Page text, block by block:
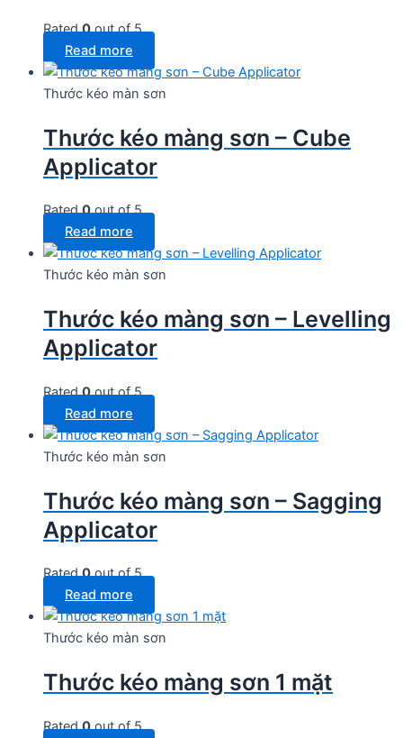
Rated0out of 5
Read more
Thước kéo màn sơn
Thước kéo màng sơn – Cube
Applicator
Rated0out of 5
Read more
Thước kéo màn sơn
Thước kéo màng sơn – Levelling
Applicator
Rated0out of 5
Read more
Thước kéo màn sơn
Thước kéo màng sơn – Sagging
Applicator
Rated0out of 5
Read more
Thước kéo màn sơn
Thước kéo màng sơn 1 mặt
Rated0out of 5